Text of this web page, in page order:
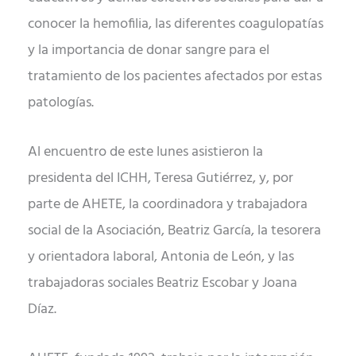
conocer la hemofilia, las diferentes coagulopatías
y la importancia de donar sangre para el
tratamiento de los pacientes afectados por estas
patologías.
Al encuentro de este lunes asistieron la
presidenta del ICHH, Teresa Gutiérrez, y, por
parte de AHETE, la coordinadora y trabajadora
social de la Asociación, Beatriz García, la tesorera
y orientadora laboral, Antonia de León, y las
trabajadoras sociales Beatriz Escobar y Joana
Díaz.